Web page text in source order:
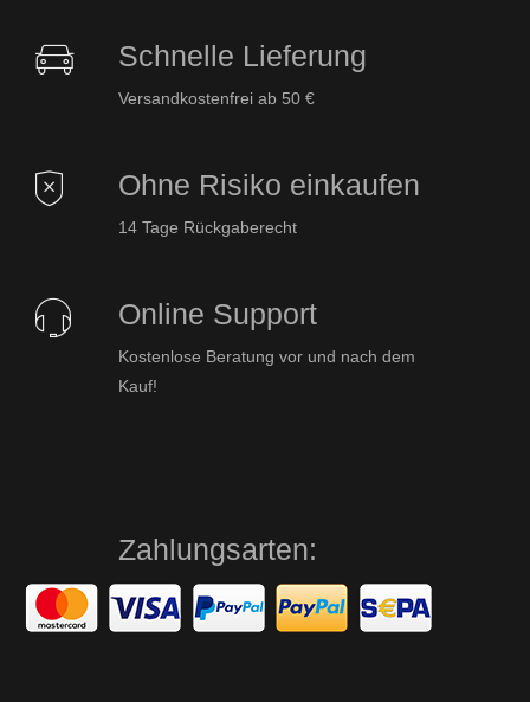
Schnelle Lieferung
Versandkostenfrei ab 50 €
Ohne Risiko einkaufen
14 Tage Rückgaberecht
Online Support
Kostenlose Beratung vor und nach dem
Kauf!
Zahlungsarten: